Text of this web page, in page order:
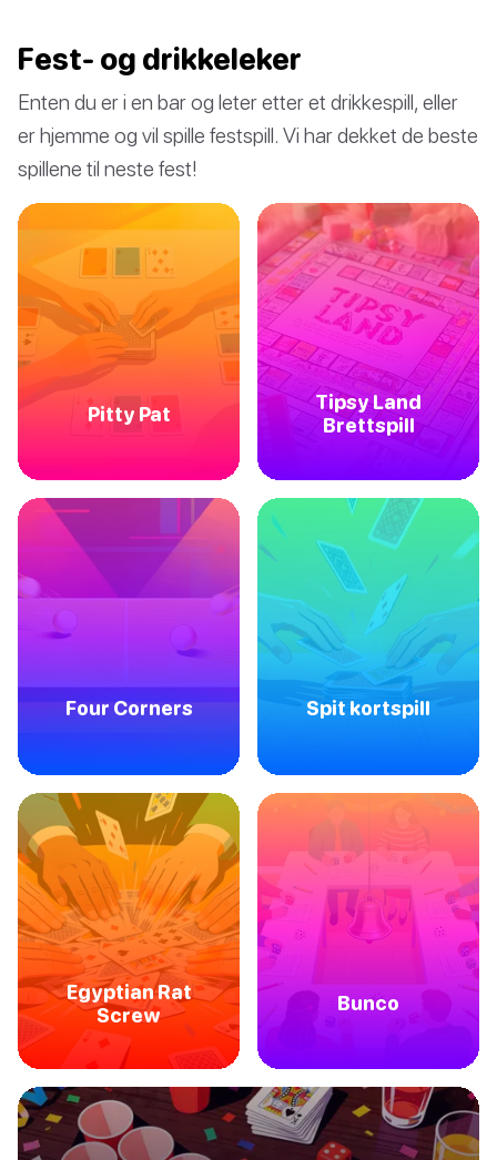
Fest- og drikkeleker
Enten du er i en bar og leter etter et drikkespill, eller
er hjemme og vil spille festspill. Vi har dekket de beste
spillene til neste fest!
Pitty Pat
Tipsy Land
Brettspill
Four Corners Spit kortspill
Egyptian Rat
Screw
Bunco